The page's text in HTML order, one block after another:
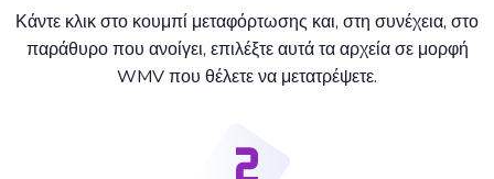
Κάντε κλικ στο κουμπί μεταφόρτωσης και, στη συνέχεια, στο
παράθυρο που ανοίγει, επιλέξτε αυτά τα αρχεία σε μορφή
WMV που θέλετε να μετατρέψετε.